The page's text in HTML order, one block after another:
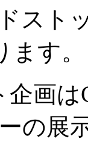
スト
す。
企画
の展